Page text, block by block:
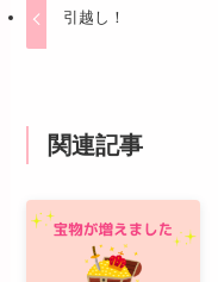
引越し！
関連記事